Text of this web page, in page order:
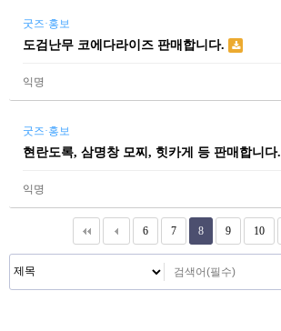
굿즈·홍보
도검난무 코에다라이즈 판매합니다.
익명
굿즈·홍보
현란도록, 삼명창 모찌, 힛카게 등 판매합니다.
익명
6 7 8 9 10